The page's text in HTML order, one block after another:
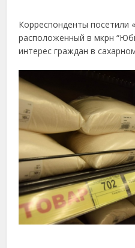
Корреспонденты посетили
расположенный в мкрн
интерес граждан в